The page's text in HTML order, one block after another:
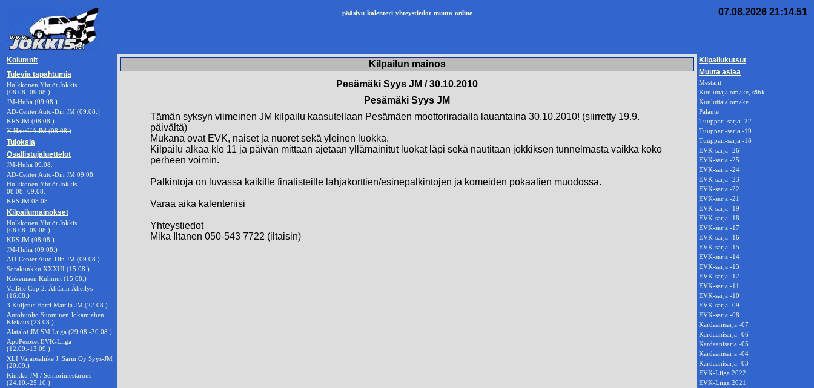
pääsivu kalenteri yhteystiedot muuta online 07.08.2026 21:14.51
Kolumnit
Tulevia tapahtumia
Hulkkonen Yhtiöt Jokkis
(08.08.-09.08.)
JM-Huha (09.08.)
AD-Center Auto-Din JM (09.08.)
KRS JM (08.08.)
X HausUA JM (08.08.)
Tuloksia
Osallistujaluettelot
JM-Huha 09.08.
AD-Center Auto-Din JM 09.08.
Hulkkonen Yhtiöt Jokkis
08.08.-09.08.
KRS JM 08.08.
Kilpailumainokset
Hulkkonen Yhtiöt Jokkis
(08.08.-09.08.)
KRS JM (08.08.)
JM-Huha (09.08.)
AD-Center Auto-Din JM (09.08.)
Sorakunkku XXXIII (15.08.)
Kokemäen Kuhmut (15.08.)
Vallitie Cup 2. Ähtärin Ähellys
(16.08.)
3.Kuljetus Harri Mattila JM (22.08.)
Autohuolto Suominen Jokamiehen
Kiekaus (23.08.)
Alatalot JM SM Liiga (29.08.-30.08.)
ApuPesoset EVK-Liiga
(12.09.-13.09.)
XLI Varaosaliike J. Sarin Oy Syys-JM
(20.09.)
Kinkku JM / Seniorimestaruus
(24.10.-25.10.)
Kilpailun mainos
Pesämäki Syys JM / 30.10.2010
Pesämäki Syys JM
Tämän syksyn viimeinen JM kilpailu kaasutellaan Pesämäen moottoriradalla lauantaina 30.10.2010! (siirretty 19.9.
päivältä)
Mukana ovat EVK, naiset ja nuoret sekä yleinen luokka.
Kilpailu alkaa klo 11 ja päivän mittaan ajetaan yllämainitut luokat läpi sekä nautitaan jokkiksen tunnelmasta vaikka koko
perheen voimin.
Palkintoja on luvassa kaikille finalisteille lahjakorttien/esinepalkintojen ja komeiden pokaalien muodossa.
Varaa aika kalenteriisi
Yhteystiedot
Mika Iltanen 050-543 7722 (iltaisin)
Kilpailukutsut
Muuta asiaa
Mestarit
Kuuluttajalomake, sähk.
Kuuluttajalomake
Palaute
Tuuppari-sarja -22
Tuuppari-sarja -19
Tuuppari-sarja -18
EVK-sarja -26
EVK-sarja -25
EVK-sarja -24
EVK-sarja -23
EVK-sarja -22
EVK-sarja -21
EVK-sarja -19
EVK-sarja -18
EVK-sarja -17
EVK-sarja -16
EVK-sarja -15
EVK-sarja -14
EVK-sarja -13
EVK-sarja -12
EVK-sarja -11
EVK-sarja -10
EVK-sarja -09
EVK-sarja -08
Kardaanisarja -07
Kardaanisarja -06
Kardaanisarja -05
Kardaanisarja -04
Kardaanisarja -03
EVK-Liiga 2022
EVK-Liiga 2021